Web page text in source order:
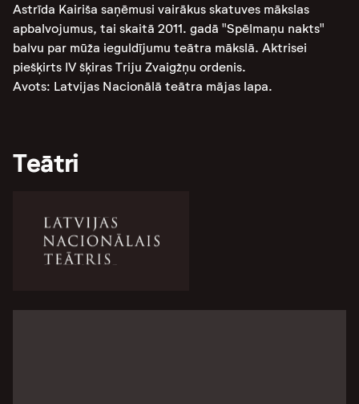
Astrīda Kairiša saņēmusi vairākus skatuves mākslas
apbalvojumus, tai skaitā 2011. gadā "Spēlmaņu nakts"
balvu par mūža ieguldījumu teātra mākslā. Aktrisei
piešķirts IV šķiras Triju Zvaigžņu ordenis.
Avots: Latvijas Nacionālā teātra mājas lapa.
Teātri